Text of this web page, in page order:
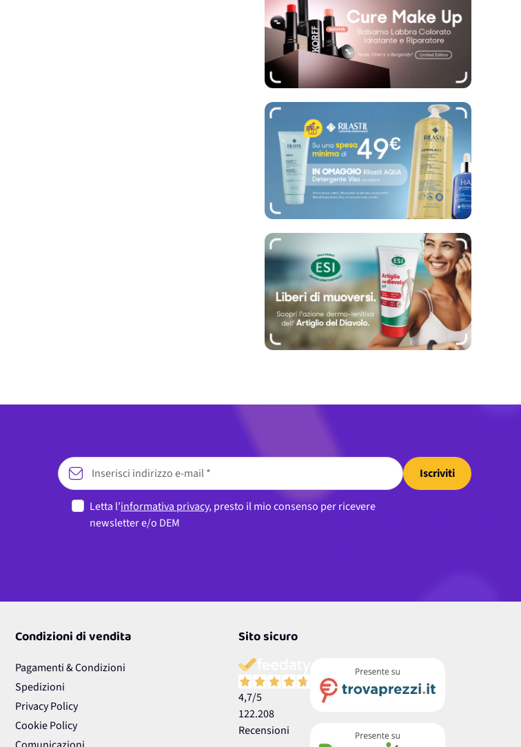
Iscriviti
Letta l’informativa privacy, presto il mio consenso per ricevere
newsletter e/o DEM
Condizioni di vendita
Pagamenti & Condizioni
Spedizioni
Privacy Policy
Cookie Policy
Sito sicuro
4,7/5
122.208
Recensioni